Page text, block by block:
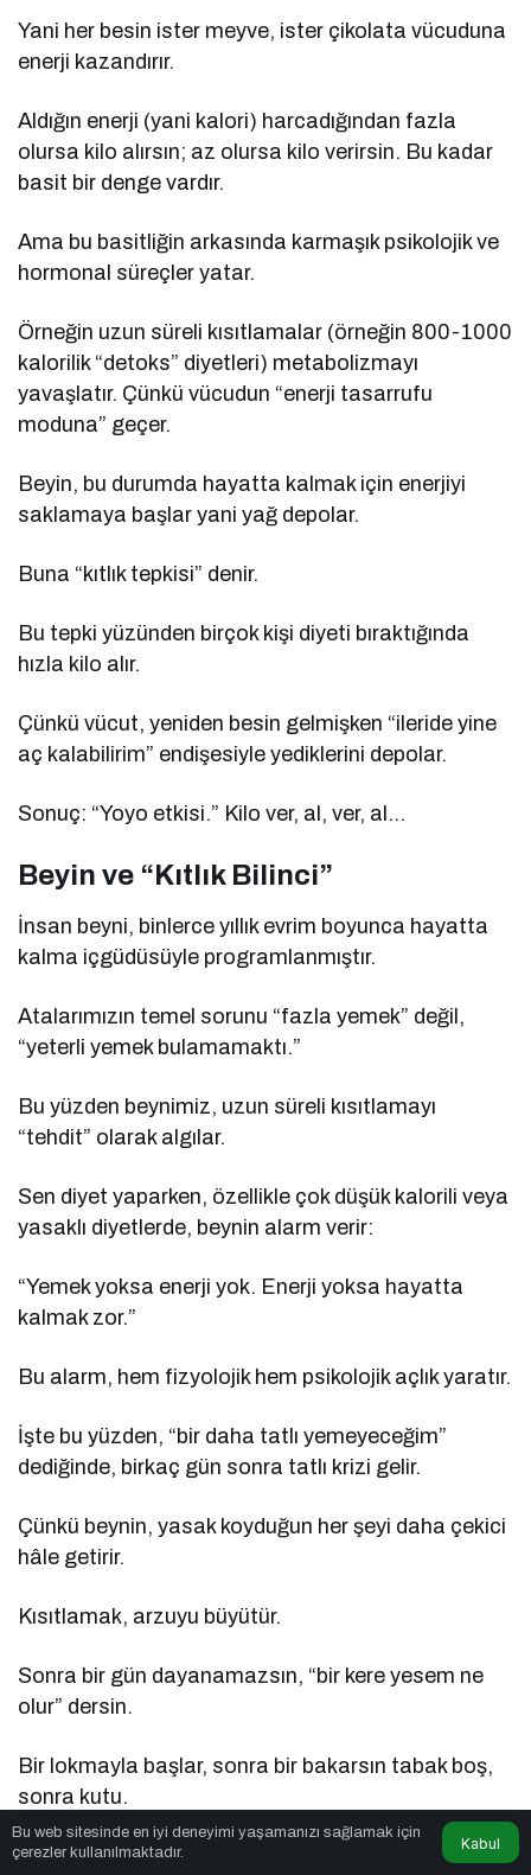
Yani her besin ister meyve, ister çikolata vücuduna
enerji kazandırır.
Aldığın enerji (yani kalori) harcadığından fazla
olursa kilo alırsın; az olursa kilo verirsin. Bu kadar
basit bir denge vardır.
Ama bu basitliğin arkasında karmaşık psikolojik ve
hormonal süreçler yatar.
Örneğin uzun süreli kısıtlamalar (örneğin 800-1000
kalorilik “detoks” diyetleri) metabolizmayı
yavaşlatır. Çünkü vücudun “enerji tasarrufu
moduna” geçer.
Beyin, bu durumda hayatta kalmak için enerjiyi
saklamaya başlar yani yağ depolar.
Buna “kıtlık tepkisi” denir.
Bu tepki yüzünden birçok kişi diyeti bıraktığında
hızla kilo alır.
Çünkü vücut, yeniden besin gelmişken “ileride yine
aç kalabilirim” endişesiyle yediklerini depolar.
Sonuç: “Yoyo etkisi.” Kilo ver, al, ver, al…
Beyin ve “Kıtlık Bilinci”
İnsan beyni, binlerce yıllık evrim boyunca hayatta
kalma içgüdüsüyle programlanmıştır.
Atalarımızın temel sorunu “fazla yemek” değil,
“yeterli yemek bulamamaktı.”
Bu yüzden beynimiz, uzun süreli kısıtlamayı
“tehdit” olarak algılar.
Sen diyet yaparken, özellikle çok düşük kalorili veya
yasaklı diyetlerde, beynin alarm verir:
“Yemek yoksa enerji yok. Enerji yoksa hayatta
kalmak zor.”
Bu alarm, hem fizyolojik hem psikolojik açlık yaratır.
İşte bu yüzden, “bir daha tatlı yemeyeceğim”
dediğinde, birkaç gün sonra tatlı krizi gelir.
Çünkü beynin, yasak koyduğun her şeyi daha çekici
hâle getirir.
Kısıtlamak, arzuyu büyütür.
Sonra bir gün dayanamazsın, “bir kere yesem ne
olur” dersin.
Bir lokmayla başlar, sonra bir bakarsın tabak boş,
sonra kutu.
İşte bu, kıtlık bilincinin bir sonucudur.
Bu web sitesinde en iyi deneyimi yaşamanızı sağlamak için
çerezler kullanılmaktadır.
Kabul